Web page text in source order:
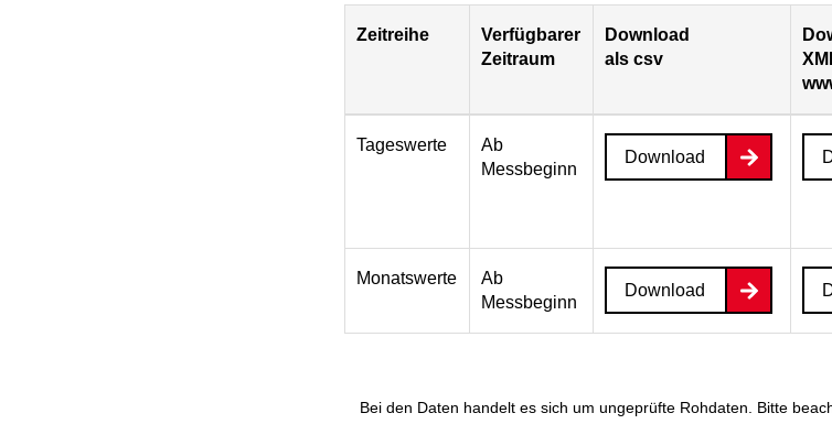
Zeitreihe
Verfügbarer
Zeitraum
Download
als csv
Tageswerte
Ab
Messbeginn
Download
Monatswerte
Ab
Messbeginn
Download
Bei den Daten handelt es sich um ungeprüfte Rohdaten. Bitte